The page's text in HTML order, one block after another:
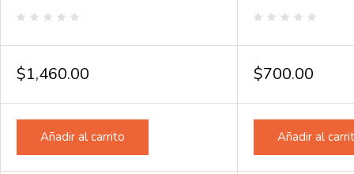
de
5
de
5
$1,460.00 $700.00
Añadir al carrito Añadir al